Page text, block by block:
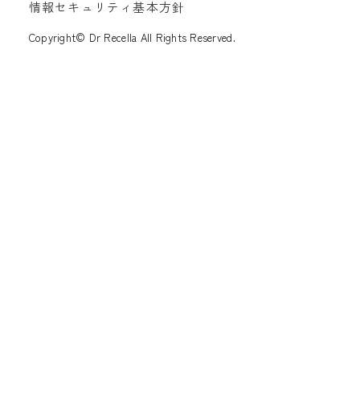
情報セキュリティ基本方針
Copyright© Dr Recella All Rights Reserved.